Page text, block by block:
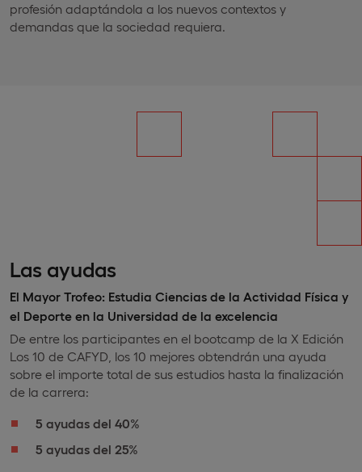
profesión adaptándola a los nuevos contextos y
demandas que la sociedad requiera.
Las ayudas
El Mayor Trofeo: Estudia Ciencias de la Actividad Física y
el Deporte en la Universidad de la excelencia
De entre los participantes en el bootcamp de la X Edición
Los 10 de CAFYD, los 10 mejores obtendrán una ayuda
sobre el importe total de sus estudios hasta la finalización
de la carrera:
5 ayudas del 40%
5 ayudas del 25%